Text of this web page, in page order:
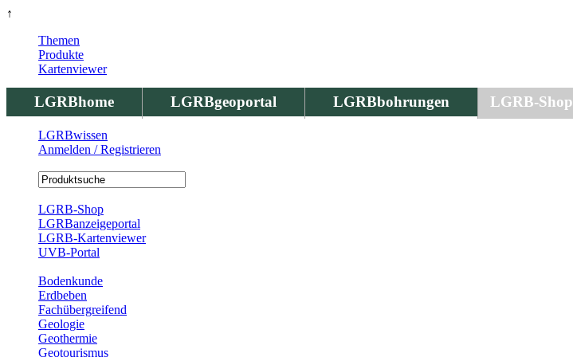
↑
LGRBhome LGRBgeoportal LGRBbohrungen LGRB-Shop
Themen
Produkte
Kartenviewer
LGRBwissen
Anmelden / Registrieren
LGRB-Shop
LGRBanzeigeportal
LGRB-Kartenviewer
UVB-Portal
Bodenkunde
Erdbeben
Fachübergreifend
Geologie
Geothermie
Geotourismus